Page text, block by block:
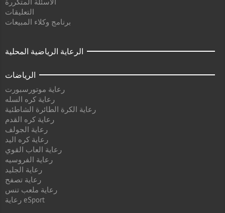
التعليقات
برنامج وكلاء المبيعات
الرعاية الرياضية المحلية
الرياضات
رعاية موتورسبورت
رعاية كره السله
رعاية الكرة الطائرة الشاطئية
رعاية كره القدم
رعاية الجولف
رعاية كره اليد
رعاية العاب القوي
رعاية الفروسيه
رعاية الجليد
رعاية تصفح
رعاية ملعب تنس
رعاية eSport